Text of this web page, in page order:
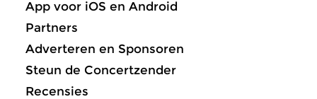
App voor iOS en Android
Partners
Adverteren en Sponsoren
Steun de Concertzender
Recensies